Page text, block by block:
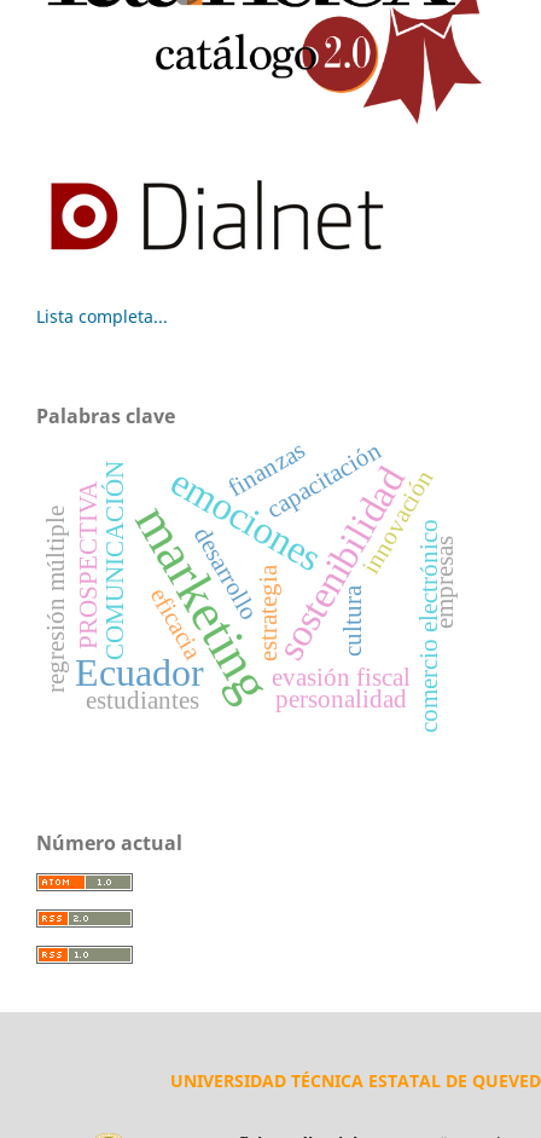
Lista completa...
Palabras clave
marketing
emocionessostenibilidad
Ecuador
cultura
evasión fiscal
capacitación
estrategia
COMUNICACIÓN innovación
personalidad comercio electrónico
finanzas
desarrollo
eficacia
estudiantes
PROSPECTIVA empresas
regresión múltiple
Número actual
UNIVERSIDAD TÉCNICA ESTATAL DE